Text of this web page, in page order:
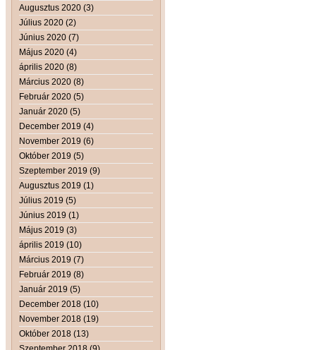
Augusztus 2020 (3)
Július 2020 (2)
Június 2020 (7)
Május 2020 (4)
április 2020 (8)
Március 2020 (8)
Február 2020 (5)
Január 2020 (5)
December 2019 (4)
November 2019 (6)
Október 2019 (5)
Szeptember 2019 (9)
Augusztus 2019 (1)
Július 2019 (5)
Június 2019 (1)
Május 2019 (3)
április 2019 (10)
Március 2019 (7)
Február 2019 (8)
Január 2019 (5)
December 2018 (10)
November 2018 (19)
Október 2018 (13)